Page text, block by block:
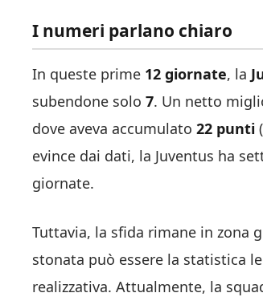
I numeri parlano chiaro
In queste prime 12 giornate, la
subendone solo 7. Un netto
dove aveva accumulato 22 punti (
evince dai dati, la Juventus ha
giornate.
Tuttavia, la sfida rimane in zona
stonata può essere la statistica
realizzativa. Attualmente, la